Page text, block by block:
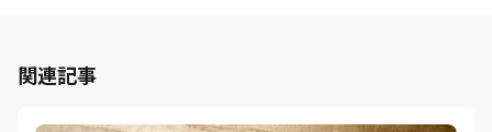
関連記事